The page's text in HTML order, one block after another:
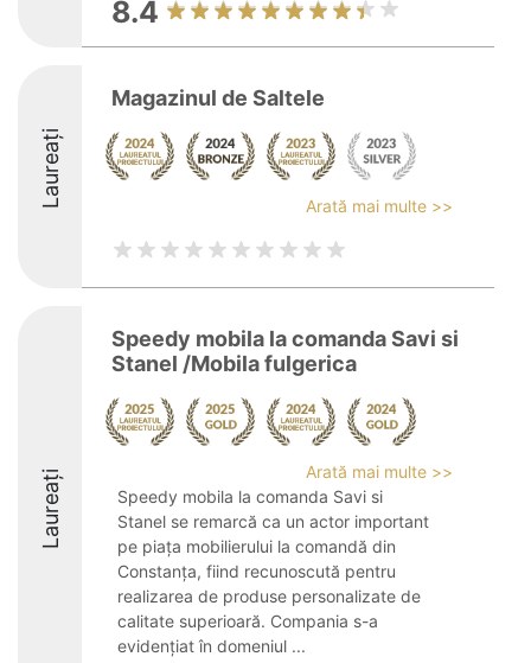
8.4
Laureați
Magazinul de Saltele
Arată mai multe >>
Laureați
Speedy mobila la comanda Savi si
Stanel /Mobila fulgerica
Arată mai multe >>
Speedy mobila la comanda Savi si
Stanel se remarcă ca un actor important
pe piața mobilierului la comandă din
Constanța, fiind recunoscută pentru
realizarea de produse personalizate de
calitate superioară. Compania s-a
evidențiat în domeniul ...